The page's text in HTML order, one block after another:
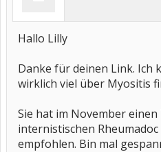
Hallo Lilly
Danke für deinen Link. Ich
wirklich viel über Myositis
Sie hat im November
internistischen
empfohlen. Bin mal